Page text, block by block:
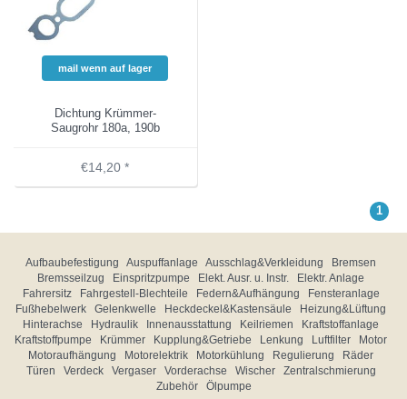
mail wenn auf lager
Dichtung Krümmer-
Saugrohr 180a, 190b
€14,20 *
1
Aufbaubefestigung Auspuffanlage Ausschlag&Verkleidung
Bremsen
Bremsseilzug
Einspritzpumpe Elekt. Ausr. u. Instr.
Elektr. Anlage
Fahrersitz
Fahrgestell-Blechteile Federn&Aufhängung
Fensteranlage
Fußhebelwerk
Gelenkwelle Heckdeckel&Kastensäule
Heizung&Lüftung
Hinterachse
Hydraulik Innenausstattung Keilriemen
Kraftstoffanlage
Kraftstoffpumpe
Krümmer Kupplung&Getriebe Lenkung Luftfilter
Motor
Motoraufhängung
Motorelektrik Motorkühlung Regulierung
Räder
Türen
Verdeck Vergaser Vorderachse Wischer
Zentralschmierung
Zubehör
Ölpumpe